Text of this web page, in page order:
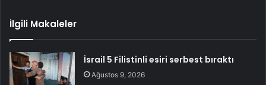
İlgili Makaleler
İsrail 5 Filistinli esiri serbest bıraktı
Ağustos 9, 2026